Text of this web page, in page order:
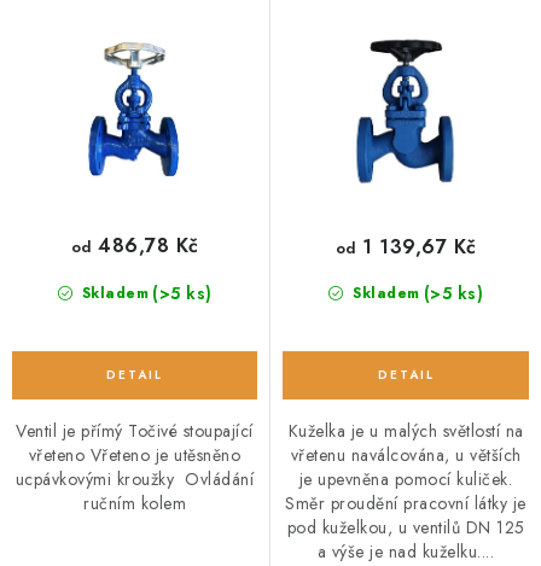
Skladem (>5 ks)
od 486,78 Kč
Ventil je přímý Točivé stoupající
vřeteno Vřeteno je utěsněno
ucpávkovými kroužky Ovládání
ručním kolem
Skladem (>5 ks)
od 1 139,67 Kč
Kuželka je u malých světlostí na
vřetenu naválcována, u větších
je upevněna pomocí kuliček.
Směr proudění pracovní látky je
pod kuželkou, u ventilů DN 125
a výše je nad kuželku....